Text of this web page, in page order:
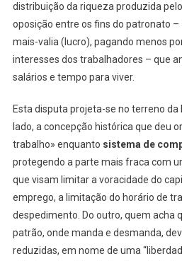
distribuição da riqueza produzida
oposição entre os fins do patronato
mais-valia (lucro), pagando menos
interesses dos trabalhadores – que
salários e tempo para viver.
Esta disputa projeta-se no terreno
lado, a concepção histórica que deu
trabalho» enquanto sistema de
protegendo a parte mais fraca com
que visam limitar a voracidade do
emprego, a limitação do horário de
despedimento. Do outro, quem acha
patrão, onde manda e desmanda,
reduzidas, em nome de uma